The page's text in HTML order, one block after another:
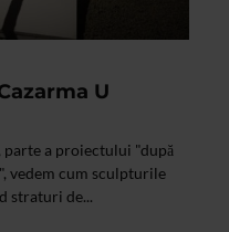
U
a proiectului "după
vedem cum sculpturile
straturi de...